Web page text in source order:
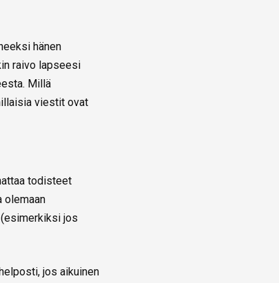
hänen
raivo lapseesi
Millä
viestit ovat
todisteet
olemaan
jos
jos aikuinen